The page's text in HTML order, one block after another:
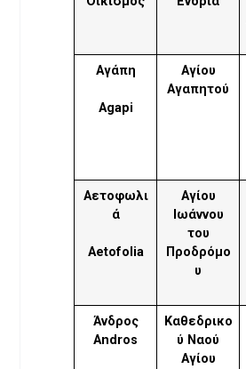
Αγάπη
Agapi
Αγίου
Αγαπητού
Αετοφωλι
ά
Aetofolia
Αγίου
Ιωάννου
του
Προδρόμο
υ
Άνδρος
Andros
Καθεδρικο
ύ Ναού
Αγίου